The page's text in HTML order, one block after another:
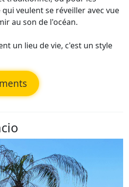
veulent se réveiller avec vue
au son de l'océan.
un lieu de vie, c'est un style